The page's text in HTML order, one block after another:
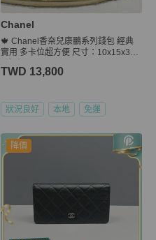
Chanel
🍁 Chanel香奈兒康鵬系列錢包 經典
實用 多卡位超方便 尺寸：10x15x3cm
TWD 13,800
狀況良好 本地 免運
降價